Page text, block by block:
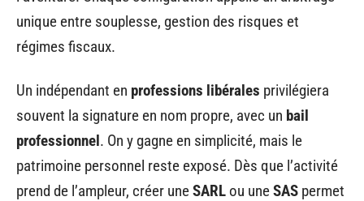
unique entre souplesse, gestion des risques et
régimes fiscaux.
Un indépendant en professions libérales privilégiera
souvent la signature en nom propre, avec un bail
professionnel. On y gagne en simplicité, mais le
patrimoine personnel reste exposé. Dès que l’activité
prend de l’ampleur, créer uneSARL ou uneSAS permet